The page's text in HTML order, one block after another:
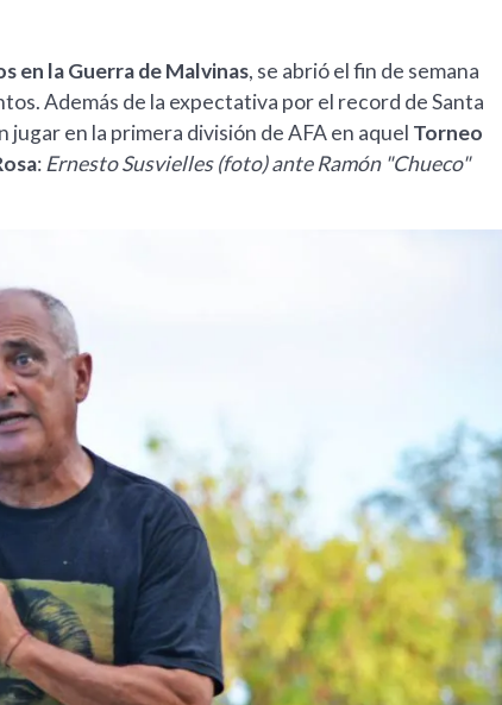
en la Guerra de Malvinas, se abrió el fin de semana
Además de la expectativa por el record de Santa
en la primera división de AFA en aquel Torneo
: Ernesto Susvielles (foto) ante Ramón "Chueco"